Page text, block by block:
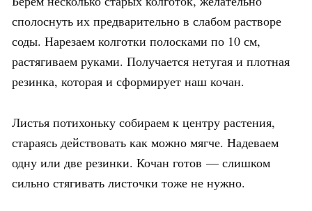
сполоснуть их предварительно в слабом растворе
соды. Нарезаем колготки полосками по 10 см,
растягиваем руками. Получается нетугая и плотная
резинка, которая и сформирует наш кочан.
Листья потихоньку собираем к центру растения,
стараясь действовать как можно мягче. Надеваем
одну или две резинки. Кочан готов — слишком
сильно стягивать листочки тоже не нужно.